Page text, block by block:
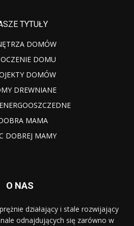
TYTUŁY
DOMÓW
DOMU
DOMÓW
DREWNIANE
MAMA
DOBREJ MAMY
O NAS
działający i stale rozwijający
odnajdujących się zarówno w